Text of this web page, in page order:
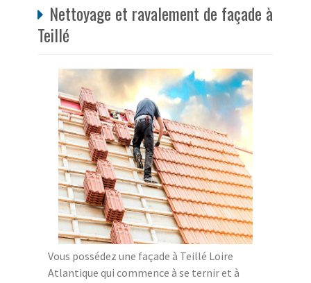
Nettoyage et ravalement de façade à
Teillé
Vous possédez une façade à Teillé Loire
Atlantique qui commence à se ternir et à